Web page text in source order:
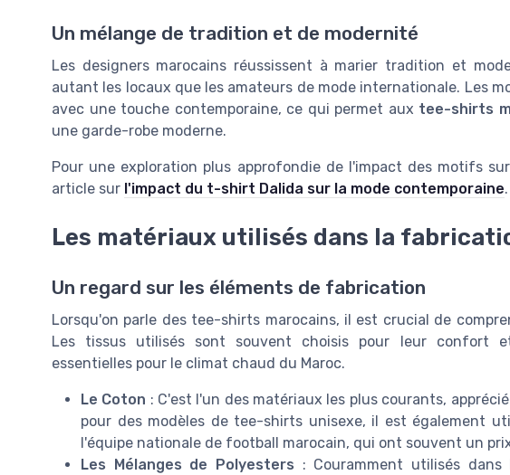
Un mélange de tradition et de modernité
Les designers marocains réussissent à marier tradition et
autant les locaux que les amateurs de mode internationale. Les
avec une touche contemporaine, ce qui permet aux tee-shirts
une garde-robe moderne.
Pour une exploration plus approfondie de l'impact des motifs
article sur l'impact du t-shirt Dalida sur la mode contemporaine.
Les matériaux utilisés dans la
Un regard sur les éléments de fabrication
Lorsqu'on parle des tee-shirts marocains, il est crucial de
Les tissus utilisés sont souvent choisis pour leur confort
essentielles pour le climat chaud du Maroc.
Le Coton : C'est l'un des matériaux les plus courants,
pour des modèles de tee-shirts unisexe, il est également
l'équipe nationale de football marocain, qui ont souvent un
Les Mélanges de Polyesters : Couramment utilisés